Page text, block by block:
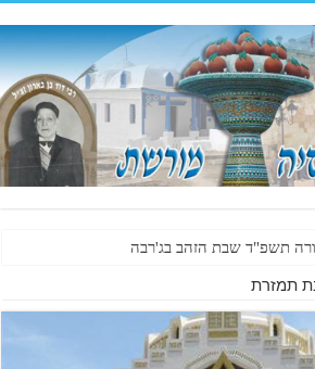
תשפ"ד שבת הזהב בג'רבה
תמזרת